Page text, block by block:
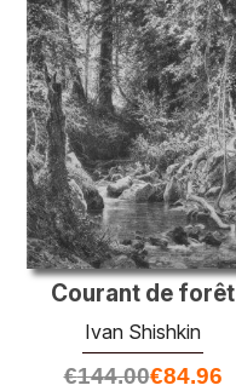
Courant de forêt
Ivan Shishkin
€144.00€84.96